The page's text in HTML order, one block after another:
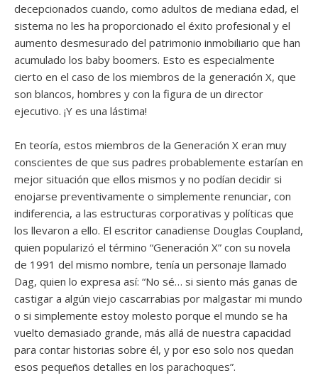
decepcionados cuando, como adultos de mediana edad, el
sistema no les ha proporcionado el éxito profesional y el
aumento desmesurado del patrimonio inmobiliario que han
acumulado los baby boomers. Esto es especialmente
cierto en el caso de los miembros de la generación X, que
son blancos, hombres y con la figura de un director
ejecutivo. ¡Y es una lástima!
En teoría, estos miembros de la Generación X eran muy
conscientes de que sus padres probablemente estarían en
mejor situación que ellos mismos y no podían decidir si
enojarse preventivamente o simplemente renunciar, con
indiferencia, a las estructuras corporativas y políticas que
los llevaron a ello. El escritor canadiense Douglas Coupland,
quien popularizó el término “Generación X” con su novela
de 1991 del mismo nombre, tenía un personaje llamado
Dag, quien lo expresa así: “No sé… si siento más ganas de
castigar a algún viejo cascarrabias por malgastar mi mundo
o si simplemente estoy molesto porque el mundo se ha
vuelto demasiado grande, más allá de nuestra capacidad
para contar historias sobre él, y por eso solo nos quedan
esos pequeños detalles en los parachoques”.